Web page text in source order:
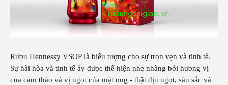
Rượu Hennessy VSOP là biểu tượng cho sự trọn vẹn và tinh tế.
Sự hài hòa và tinh tế ấy được thể hiện nhẹ nhàng bởi hương vị
của cam thảo và vị ngọt của mật ong - thật dịu ngọt, sâu sắc và